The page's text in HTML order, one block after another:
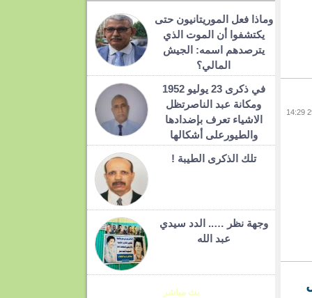
وماذا فعل الموريتانيون حتى
يكتشفوا أن الموت الذي
يترصدهم اسمه: الجيش
المالي؟
في ذكرى 23 يوليو 1952
ومكانة عبد الناصرتظل
الاشياء تعرف بإضدادها
والطيورعلى أشكالها
تلك الذكرى الطيبة !
وجهة نظر ….. الدد سيدي
عبد الله
بث مباشر